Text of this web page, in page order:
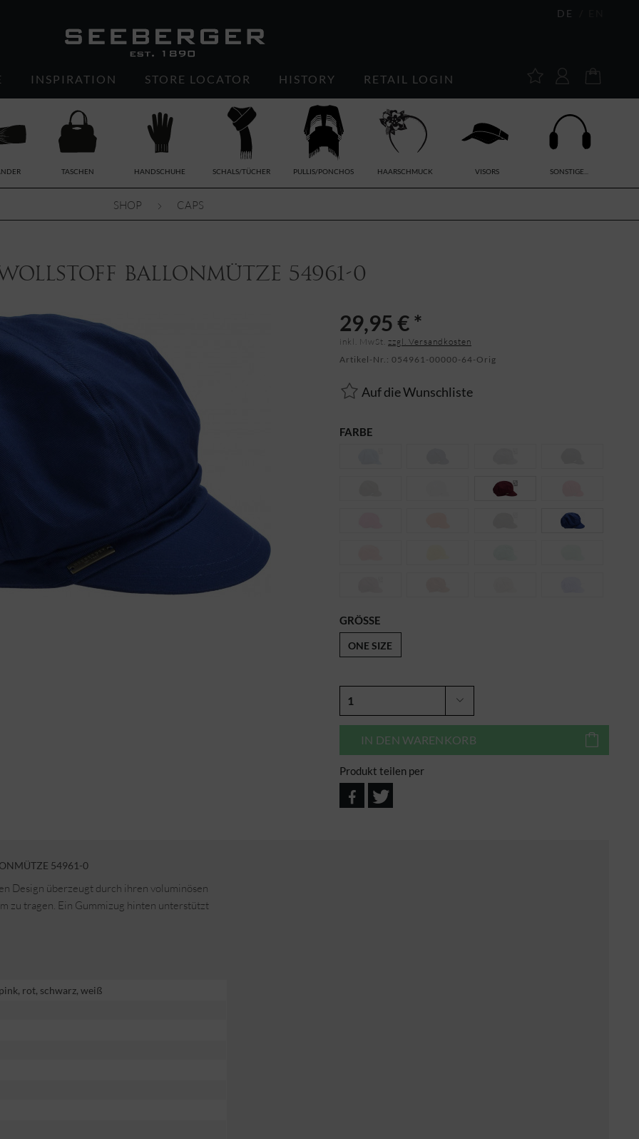
DE
INSPIRATION STORE LOCATOR HISTORY RETAIL LOGIN
TASCHEN HANDSCHUHE SCHALS/TÜCHER PULLIS/PONCHOS HAARSCHMUCK VISORS SONSTIGE...
SHOP CAPS
Ballonmütze 54961-0
29,95 € *
inkl. MwSt. zzgl. Versandkosten
Artikel-Nr.: 054961-00000-64-Orig
Auf die Wunschliste
FARBE
GRÖSSE
ONE SIZE
IN DEN WARENKORB
Produkt teilen per
54961-0
Design überzeugt durch ihren voluminösen
zu tragen. Ein Gummizug hinten unterstützt
rot, schwarz, weiß